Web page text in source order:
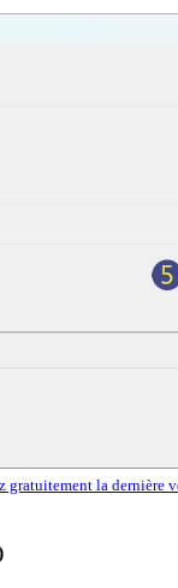
gratuitement la dernière